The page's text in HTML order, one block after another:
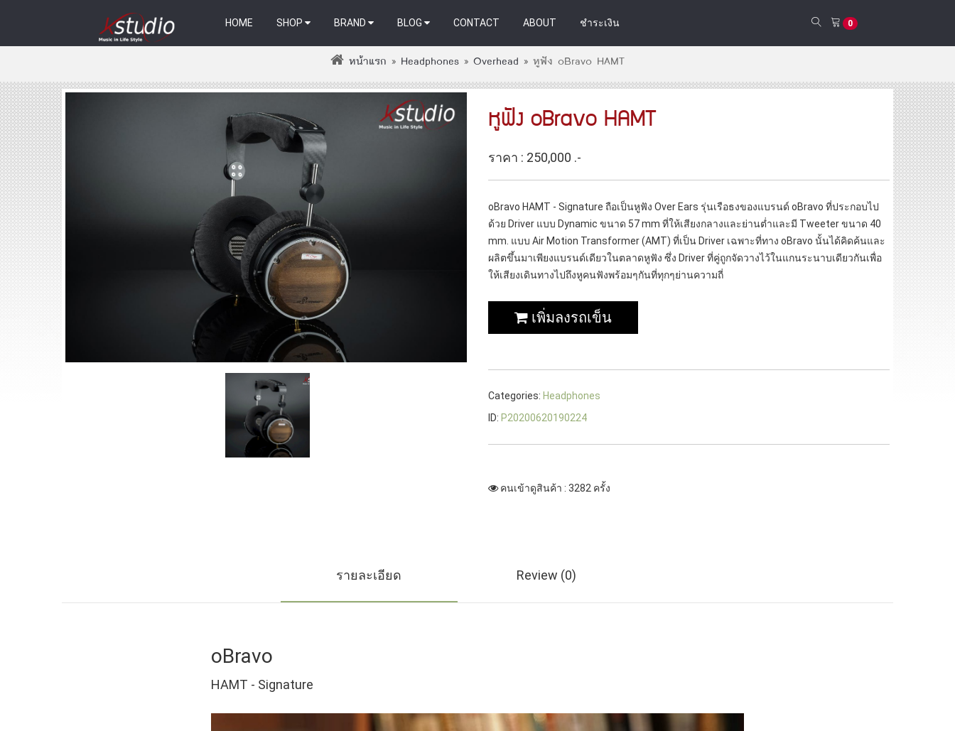
0
HOME SHOP BRAND BLOG CONTACT ABOUT ชำระเงิน
หน้าแรก » Headphones » Overhead » หูฟัง oBravo HAMT
หูฟัง oBravo HAMT
ราคา : 250,000 .-
oBravo HAMT - Signature ถือเป็นหูฟัง Over Ears รุ่นเรือธงของแบรนด์ oBravo ที่ประกอบไป
ด้วย Driver แบบ Dynamic ขนาด 57 mm ที่ให้เสียงกลางและย่านต่ำและมี Tweeter ขนาด 40
mm. แบบ Air Motion Transformer (AMT) ที่เป็น Driver เฉพาะที่ทาง oBravo นั้นได้คิดค้นและ
ผลิตขึ้นมาเพียงแบรนด์เดียวในตลาดหูฟัง ซึ่ง Driver ที่คู่ถูกจัดวางไว้ในแกนระนาบเดียวกันเพื่อ
ให้เสียงเดินทางไปถึงหูคนฟังพร้อมๆกันที่ทุกๆย่านความถี่
เพิ่มลงรถเข็น
Categories: Headphones
ID: P20200620190224
คนเข้าดูสินค้า : 3282 ครั้ง
รายละเอียด Review (0)
oBravo
HAMT - Signature